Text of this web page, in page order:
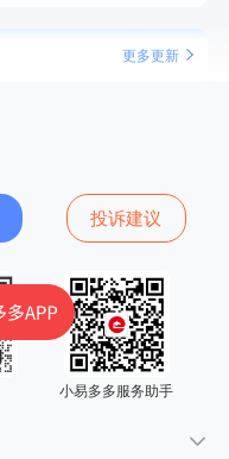
更多更新
投诉建议
小易多多服务助手